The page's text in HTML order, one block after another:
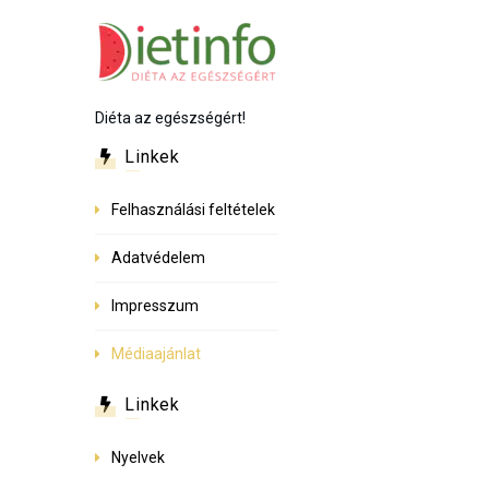
Diéta az egészségért!
Linkek
Felhasználási feltételek
Adatvédelem
Impresszum
Médiaajánlat
Linkek
Nyelvek